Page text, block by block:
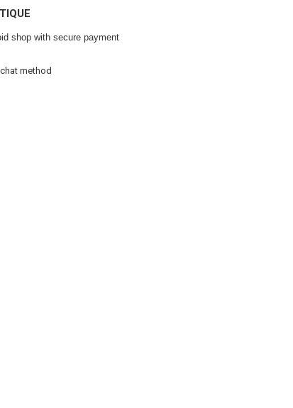
shop with secure payment
method